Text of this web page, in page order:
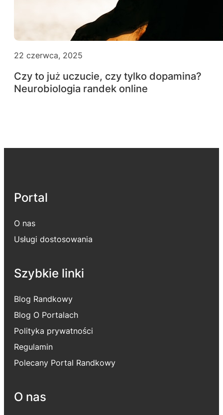
22 czerwca, 2025
Czy to już uczucie, czy tylko dopamina?
Neurobiologia randek online
Portal
O nas
Usługi dostosowania
Szybkie linki
Blog Randkowy
Blog O Portalach
Polityka prywatności
Regulamin
Polecany Portal Randkowy
O nas